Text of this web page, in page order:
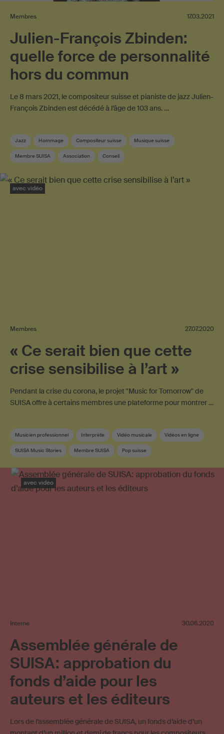
Membres 17.03.2021
Julien-François Zbinden:
quelle force de personnalité
hors du commun
Le 8 mars 2021, le compositeur suisse et pianiste de jazz Julien-
François Zbinden est décédé à l’âge de 103 ans. …
Jazz Hommage Compositeur suisse Musique suisse
Membre SUISA Association Conseil
avec vidéo
Membres 27.07.2020
« Ce serait bien que cette
crise sensibilise à l’art »
Pendant la crise du corona, le projet "Music for Tomorrow" de
SUISA offre à certains membres une plateforme pour montrer …
Musicien professionnel Interprète Vidéo musicale Vidéos en ligne
SUISA Music Stories Membre SUISA Pop suisse
avec vidéo
Interne 30.06.2020
Assemblée générale de
SUISA: approbation du
fonds d’aide pour les
auteurs et les éditeurs
Lors de l’assemblée générale de SUISA, un fonds d’aide d’un